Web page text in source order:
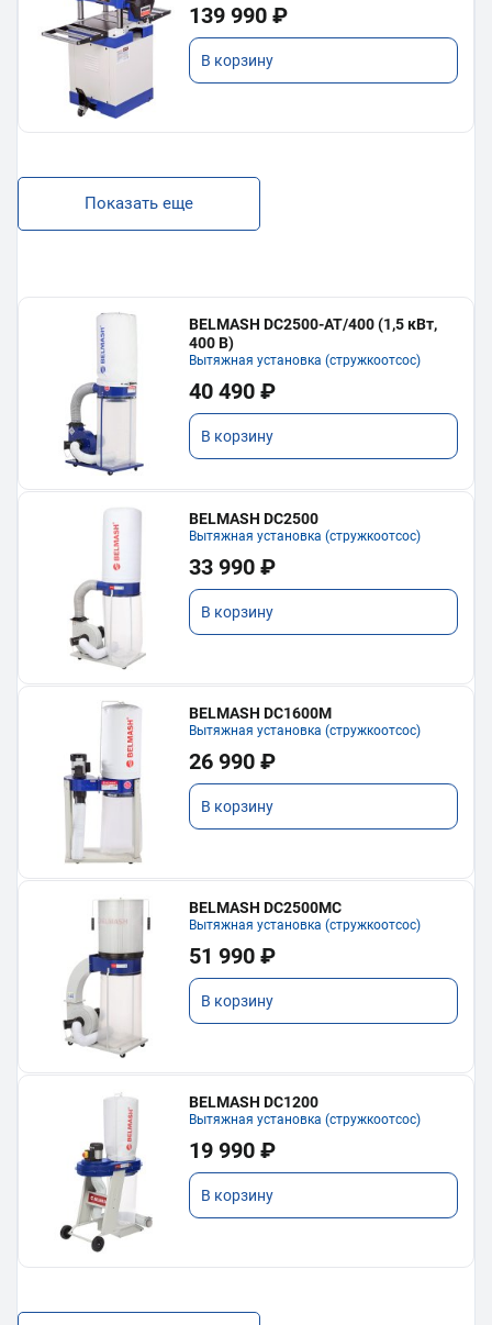
139 990 ₽
В корзину
Показать еще
BELMASH DC2500-AT/400 (1,5 кВт,
400 В)
Вытяжная установка (стружкоотсос)
40 490 ₽
В корзину
BELMASH DC2500
Вытяжная установка (стружкоотсос)
33 990 ₽
В корзину
BELMASH DC1600M
Вытяжная установка (стружкоотсос)
26 990 ₽
В корзину
BELMASH DC2500MC
Вытяжная установка (стружкоотсос)
51 990 ₽
В корзину
BELMASH DC1200
Вытяжная установка (стружкоотсос)
19 990 ₽
В корзину